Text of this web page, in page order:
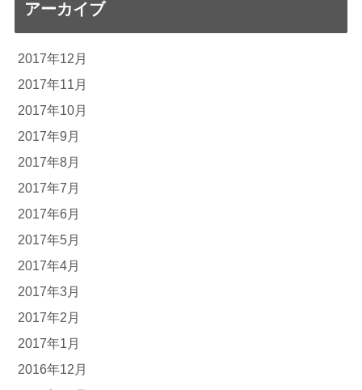
アーカイブ
2017年12月
2017年11月
2017年10月
2017年9月
2017年8月
2017年7月
2017年6月
2017年5月
2017年4月
2017年3月
2017年2月
2017年1月
2016年12月